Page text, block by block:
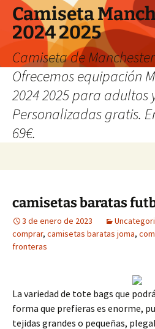
Camiseta
2024 2025
Camiseta de
Ofrecemos equipación
2024 2025 para adultos
Personalizadas gratis.
69€.
camisetas baratas
3 de enero de 2023
comprar, camisetas baratas joma,
fronteras
La variedad de tote bags que
forma que prefieras es enorme,
tejidas grandes o pequeñas,